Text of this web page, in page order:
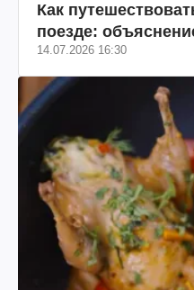
Как
поезде:
14.07.2026 16:30